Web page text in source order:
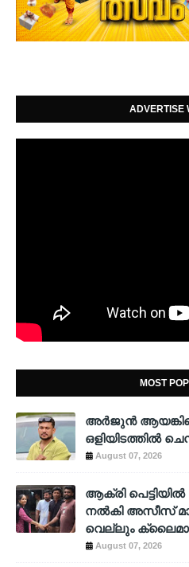
ADVERTISE
MOST
അര്‍ജുന്‍
ഒളിയിടത്തില്‍
August 07, 2026
ആക്രി
നൽകി അസീസ്
വെല്ലും
August 07, 2026